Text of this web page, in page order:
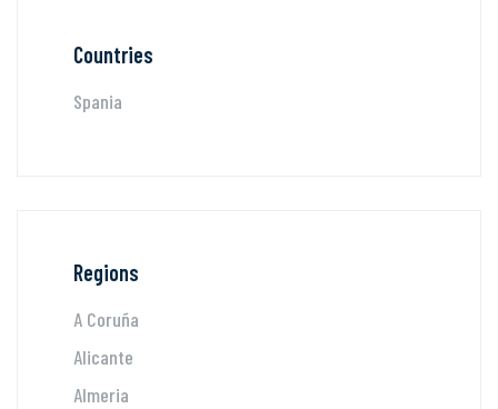
Countries
Spania
Regions
A Coruña
Alicante
Almeria